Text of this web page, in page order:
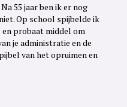
55 jaar ben ik er nog
Op school spijbelde ik
en probaat middel om
je administratie en de
van het opruimen en